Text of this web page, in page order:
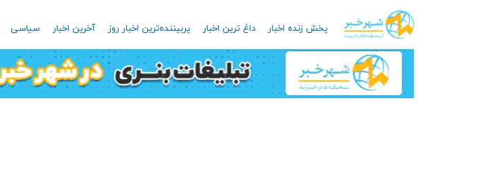
پخش زنده اخبار داغ ترین اخبار پربیننده‌ترین اخبار روز آخرین اخبار سیاسی